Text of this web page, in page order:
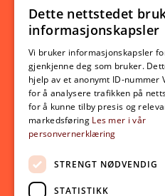
Ny student
Utveksling
Opptak
Lov- og regelverk
Aktuelt
Nyheter
Arrangementer
Nyhetsbrev
Dette nettstedet
informasjonskapsler
Vi bruker informasjonskapsler
gjenkjenne deg som bruker.
hjelp av et anonymt ID-nummer
for å analysere trafikken på
for å kunne tilby presis og
markedsføring Les mer i vår
personvernerklæring
STRENGT NØDVENDIG
STATISTIKK